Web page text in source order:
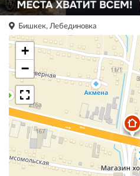
Бишкек, Лебединовка
+
−